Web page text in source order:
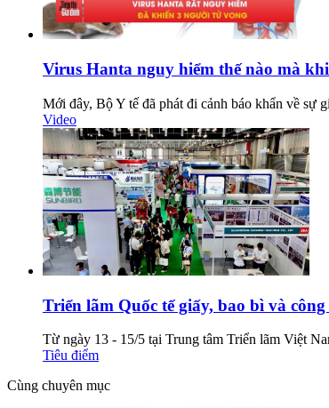
Virus Hanta nguy hiểm thế nào mà
Mới đây, Bộ Y tế đã phát đi cảnh báo khẩn về sự
Video
Triển lãm Quốc tế giấy, bao bì và
Từ ngày 13 - 15/5 tại Trung tâm Triển lãm Việt
Tiêu điểm
Cùng chuyên mục